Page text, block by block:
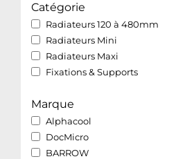
Catégorie
Radiateurs 120 à 480mm
Radiateurs Mini
Radiateurs Maxi
Fixations & Supports
Marque
Alphacool
DocMicro
BARROW